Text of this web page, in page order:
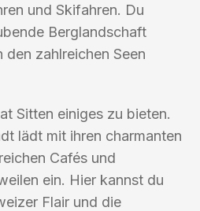
und Skifahren. Du
Berglandschaft
zahlreichen Seen
Sitten einiges zu bieten.
lädt mit ihren charmanten
Cafés und
ein. Hier kannst du
Flair und die